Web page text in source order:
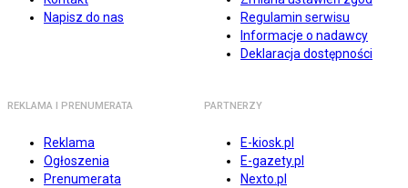
Napisz do nas
Regulamin serwisu
Informacje o nadawcy
Deklaracja dostępności
REKLAMA I PRENUMERATA
Reklama
Ogłoszenia
Prenumerata
PARTNERZY
E-kiosk.pl
E-gazety.pl
Nexto.pl